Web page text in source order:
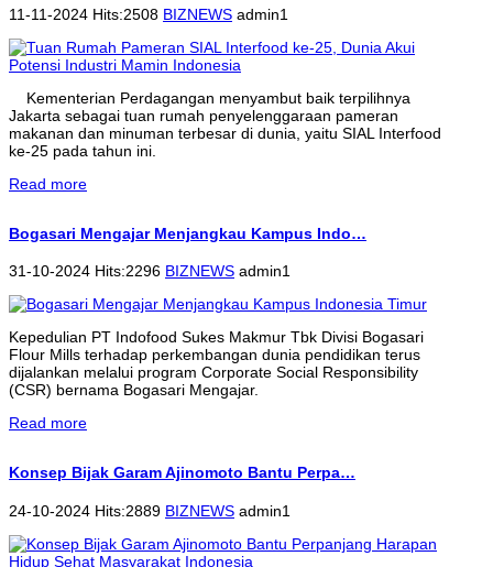
11-11-2024 Hits:2508 BIZNEWS admin1
Kementerian Perdagangan menyambut baik terpilihnya
Jakarta sebagai tuan rumah penyelenggaraan pameran
makanan dan minuman terbesar di dunia, yaitu SIAL Interfood
ke-25 pada tahun ini.
Read more
Bogasari Mengajar Menjangkau Kampus Indo…
31-10-2024 Hits:2296 BIZNEWS admin1
Kepedulian PT Indofood Sukes Makmur Tbk Divisi Bogasari
Flour Mills terhadap perkembangan dunia pendidikan terus
dijalankan melalui program Corporate Social Responsibility
(CSR) bernama Bogasari Mengajar.
Read more
Konsep Bijak Garam Ajinomoto Bantu Perpa…
24-10-2024 Hits:2889 BIZNEWS admin1